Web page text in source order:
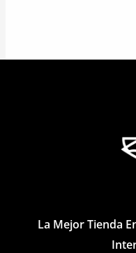
múltiples
página
La Mejor Tienda